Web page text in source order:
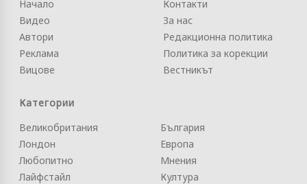
Начало
Видео
Автори
Реклама
Вицове
Контакти
За нас
Редакционна политика
Политика за корекции
Вестникът
Категории
Великобритания
Лондон
Любопитно
Лайфстайл
България
Европа
Мнения
Култура